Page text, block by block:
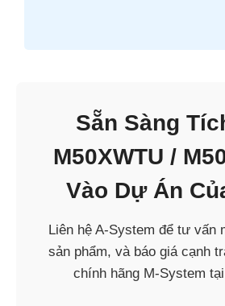
Sẵn Sàng
M50XWTU /
Vào Dự Án
Liên hệ A-System để tư vấn
sản phẩm, và báo giá cạnh
chính hãng M-System